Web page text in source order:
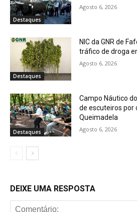
Destaques
Agosto 6, 2026
Destaques
NIC da GNR de
tráfico de droga
Agosto 6, 2026
Destaques
Campo Náutico
de escuteiros por
Queimadela
Agosto 6, 2026
DEIXE UMA RESPOSTA